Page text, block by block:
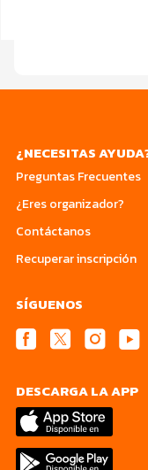
¿NECESITAS
Preguntas Frecuentes
¿Eres organizador?
Contáctanos
Recuperar inscripción
SÍGUENOS
DESCARGA LA APP